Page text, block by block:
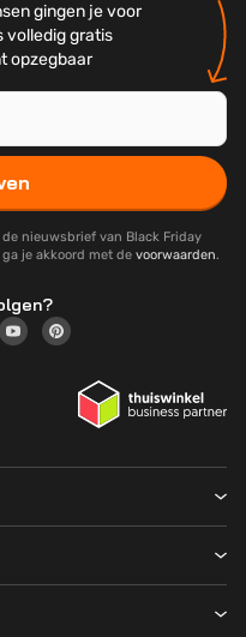
gingen je voor
volledig gratis
opzegbaar
nieuwsbrief van Black Friday
je akkoord met de voorwaarden.